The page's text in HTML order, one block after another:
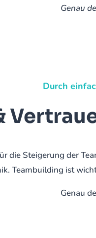
Genau
Durch
die Steigerung der
Teambuilding ist
Genau